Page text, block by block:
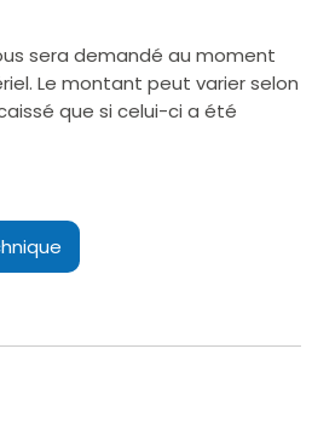
sera demandé au moment
Le montant peut varier selon
que si celui-ci a été